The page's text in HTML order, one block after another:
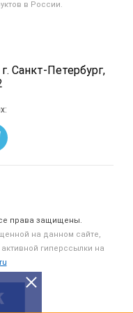
в России.
Санкт-Петербург,
данных
права защищены.
на данном сайте,
гиперссылки на